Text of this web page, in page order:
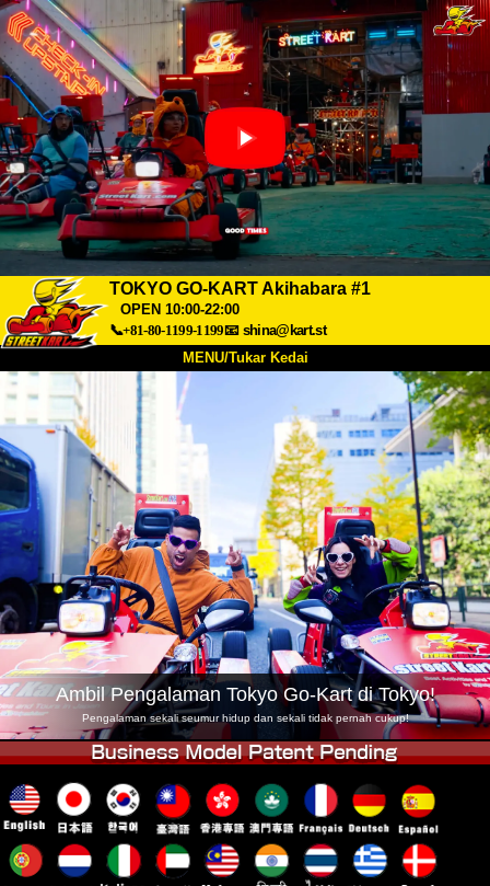
TOKYO GO-KART Akihabara #1
OPEN 10:00-22:00
📞+81-80-1199-1199📧 shina@kart.st
MENU/Tukar Kedai
Tentang Spesifikasi Harga
Akses Soalan Lazim
Syarikat Tempahan
Tukar Kedai
Tokyo Shinagawa Tokyo Akihabara#1
Tokyo Akihabara#2 Tokyo Shibuya
Tokyo Shibuya Annex Tokyo Bay
Tokyo Asakusa Osaka
Okinawa
Ambil Pengalaman Tokyo Go-Kart di Tokyo!
Pengalaman sekali seumur hidup dan sekali tidak pernah cukup!